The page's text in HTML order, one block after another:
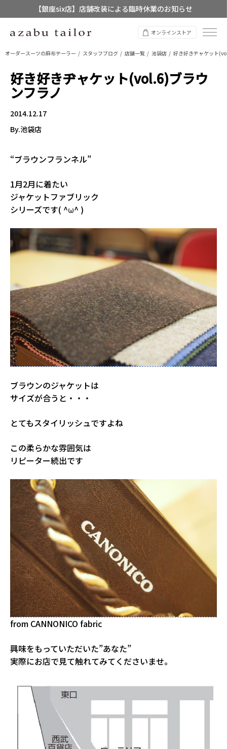
【銀座six店】店舗改装による臨時休業のお知らせ
8/12~8/16 夏季休業のお知らせ
オンラインストア
オーダースーツの麻布テーラー スタッフブログ 店舗一覧 池袋店 好き好きヂャケット
好き好きヂャケット(vol.6)ブラウ
ンフラノ
2014.12.17
By.池袋店
“ブラウンフランネル”
1月2月に着たい
ジャケットファブリック
シリーズです( ^ω^ )
ブラウンのジャケットは
サイズが合うと・・・
とてもスタイリッシュですよね
この柔らかな雰囲気は
リピーター続出です
from CANNONICO fabric
興味をもっていただいた”あなた”
実際にお店で見て触れてみてくださいませ。